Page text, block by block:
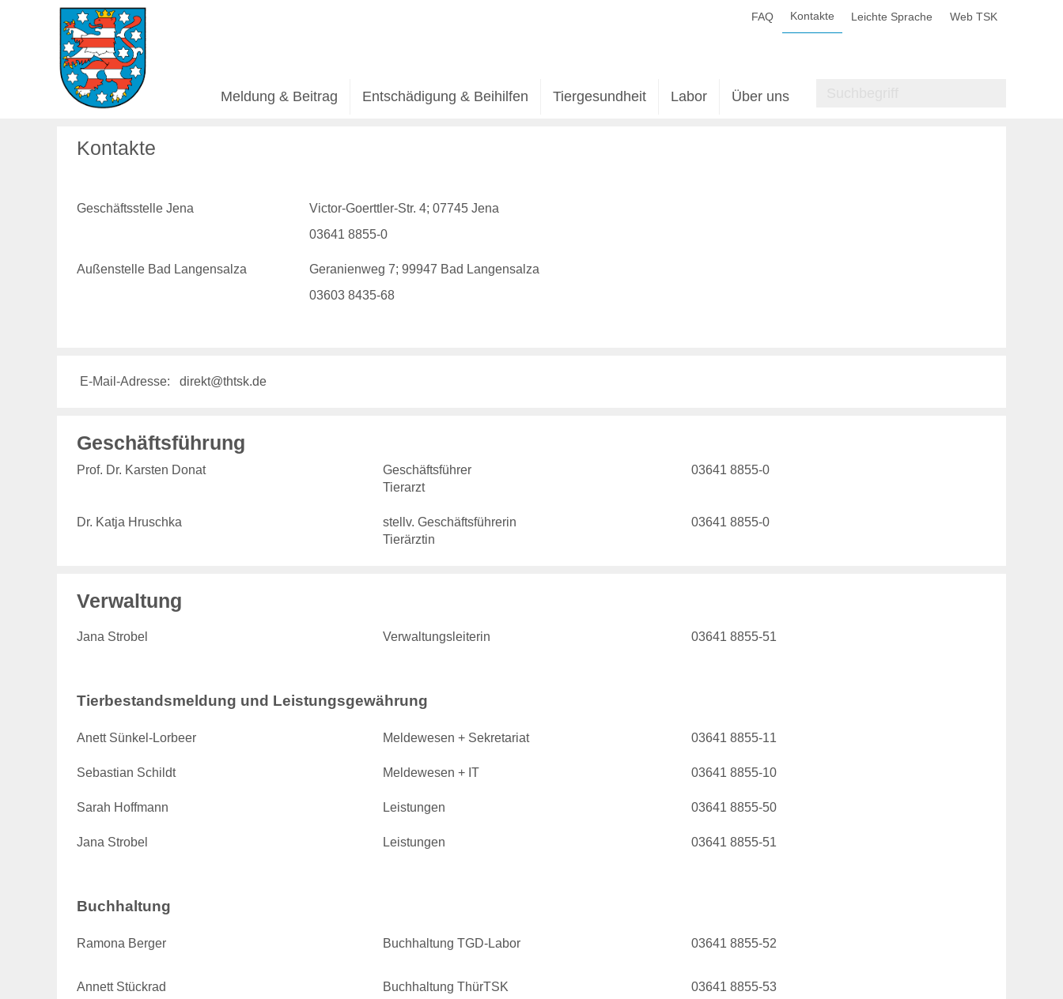
FAQ Kontakte Leichte Sprache Web TSK
Meldung & Beitrag Entschädigung & Beihilfen Tiergesundheit Labor Über uns
Kontakte
Geschäftsstelle Jena
Victor-Goerttler-Str. 4; 07745 Jena
03641 8855-0
Außenstelle Bad Langensalza
Geranienweg 7; 99947 Bad Langensalza
03603 8435-68
E-Mail-Adresse: direkt@thtsk.de
Geschäftsführung
Prof. Dr. Karsten Donat
Geschäftsführer
Tierarzt
03641 8855-0
Dr. Katja Hruschka
stellv. Geschäftsführerin
Tierärztin
03641 8855-0
Verwaltung
Jana Strobel Verwaltungsleiterin 03641 8855-51
Tierbestandsmeldung und Leistungsgewährung
Anett Sünkel-Lorbeer Meldewesen + Sekretariat 03641 8855-11
Sebastian Schildt Meldewesen + IT 03641 8855-10
Sarah Hoffmann Leistungen 03641 8855-50
Jana Strobel Leistungen 03641 8855-51
Buchhaltung
Ramona Berger Buchhaltung TGD-Labor 03641 8855-52
Annett Stückrad Buchhaltung ThürTSK 03641 8855-53